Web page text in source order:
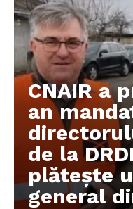
CNAIR a
an
de la
plătește
general